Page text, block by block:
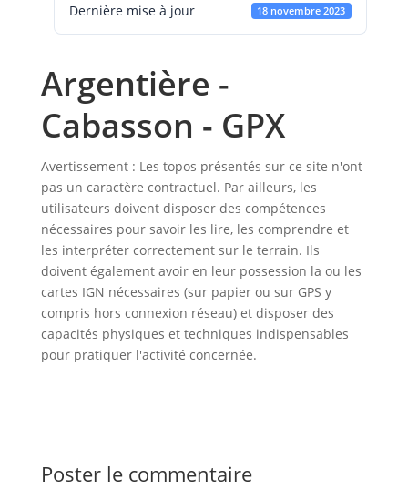
Dernière mise à jour 18 novembre 2023
Argentière -
Cabasson - GPX
Avertissement : Les topos présentés sur ce site n'ont
pas un caractère contractuel. Par ailleurs, les
utilisateurs doivent disposer des compétences
nécessaires pour savoir les lire, les comprendre et
les interpréter correctement sur le terrain. Ils
doivent également avoir en leur possession la ou les
cartes IGN nécessaires (sur papier ou sur GPS y
compris hors connexion réseau) et disposer des
capacités physiques et techniques indispensables
pour pratiquer l'activité concernée.
Poster le commentaire